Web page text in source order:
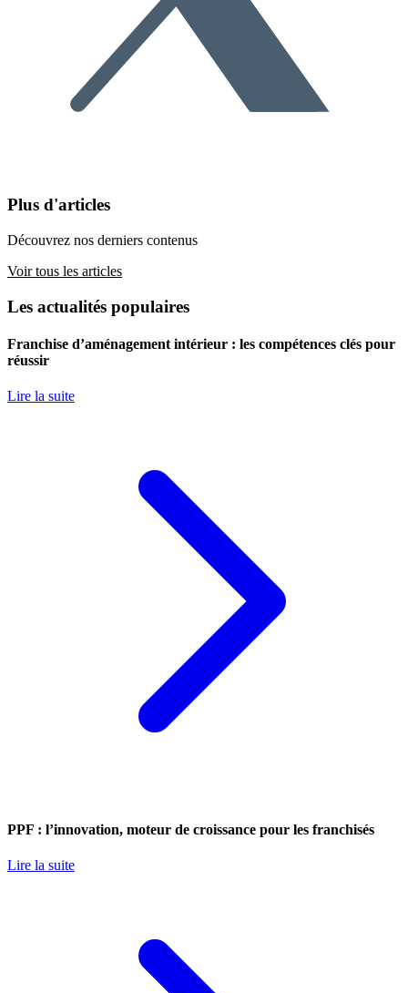
Plus d'articles
Découvrez nos derniers contenus
Voir tous les articles
Les actualités populaires
Franchise d’aménagement intérieur : les compétences clés pour
réussir
Lire la suite
PPF : l’innovation, moteur de croissance pour les franchisés
Lire la suite